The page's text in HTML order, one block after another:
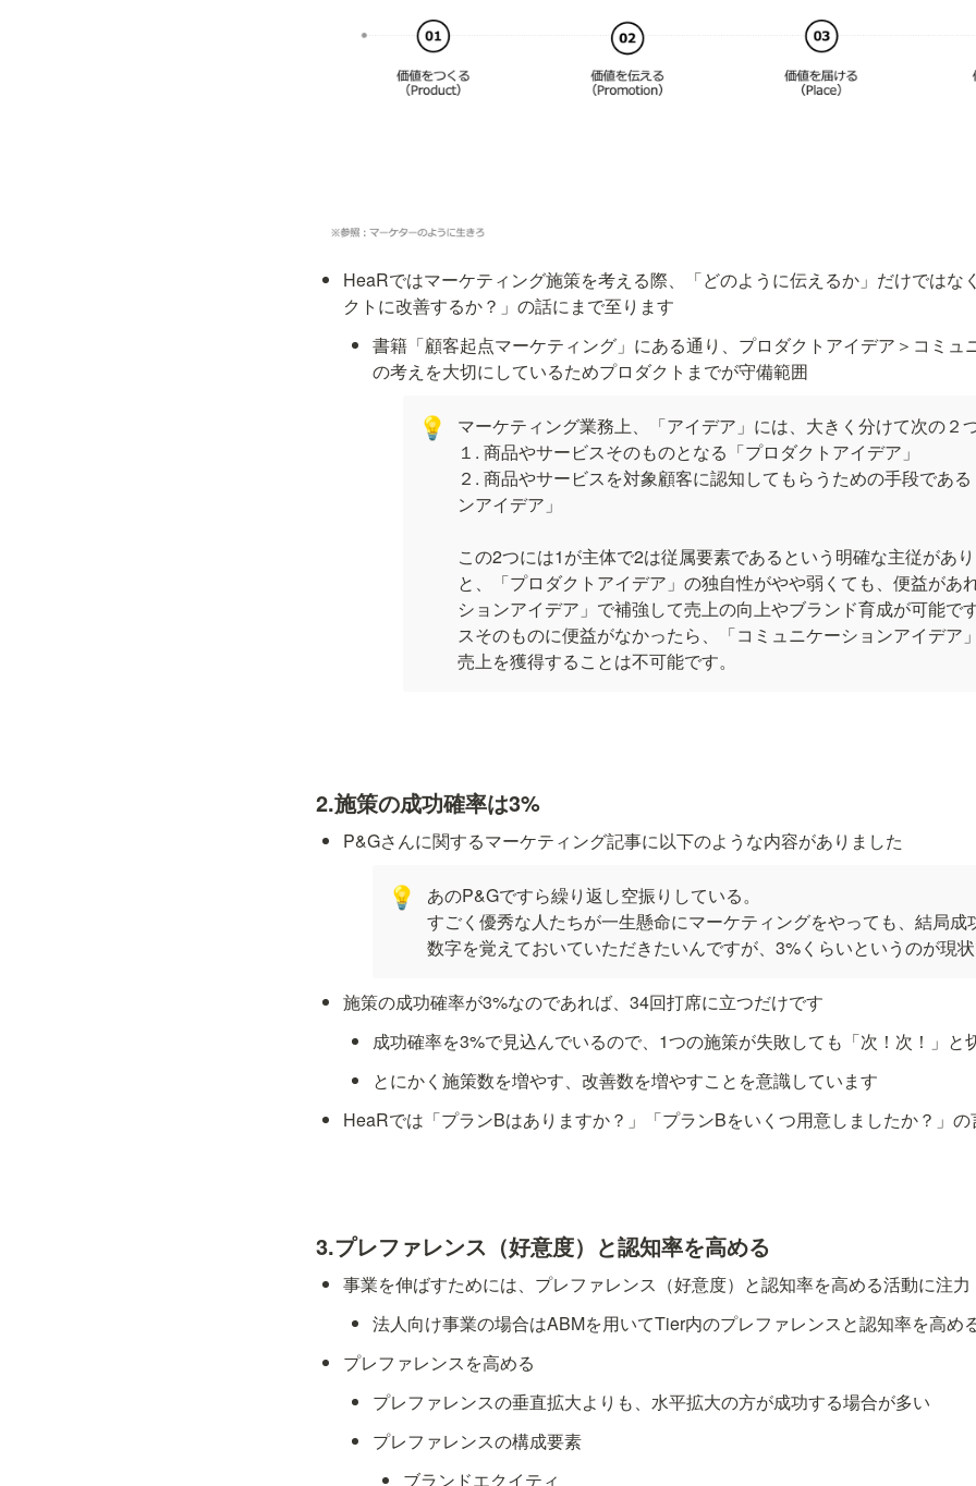
HeaRではマーケティング施策を考える際、「どのように伝えるか」だけではな
クトに改善するか？」の話にまで至ります
書籍「顧客起点マーケティング」にある通り、プロダクトアイデア＞コミュ
の考えを大切にしているためプロダクトまでが守備範囲
💡
マーケティング業務上、「アイデア」には、大きく分けて次の２
１. 商品やサービスそのものとなる「プロダクトアイデア」
２. 商品やサービスを対象顧客に認知してもらうための手段であ
ンアイデア」
この2つには1が主体で2は従属要素であるという明確な主従があ
と、「プロダクトアイデア」の独自性がやや弱くても、便益があ
ションアイデア」で補強して売上の向上やブランド育成が可能で
スそのものに便益がなかったら、「コミュニケーションアイデア
売上を獲得することは不可能です。
2.施策の成功確率は3%
P&Gさんに関するマーケティング記事に以下のような内容がありました
💡
あのP&Gですら繰り返し空振りしている。
すごく優秀な人たちが一生懸命にマーケティングをやっても、結局成
数字を覚えておいていただきたいんですが、3%くらいというのが現状
施策の成功確率が3%なのであれば、34回打席に立つだけです
成功確率を3%で見込んでいるので、1つの施策が失敗しても「次！次！」と
とにかく施策数を増やす、改善数を増やすことを意識しています
HeaRでは「プランBはありますか？」「プランBをいくつ用意しましたか？」
3.プレファレンス（好意度）と認知率を高める
事業を伸ばすためには、プレファレンス（好意度）と認知率を高める活動に注力
法人向け事業の場合はABMを用いてTier内のプレファレンスと認知率を高め
プレファレンスを高める
プレファレンスの垂直拡大よりも、水平拡大の方が成功する場合が多い
プレファレンスの構成要素
ブランドエクイティ